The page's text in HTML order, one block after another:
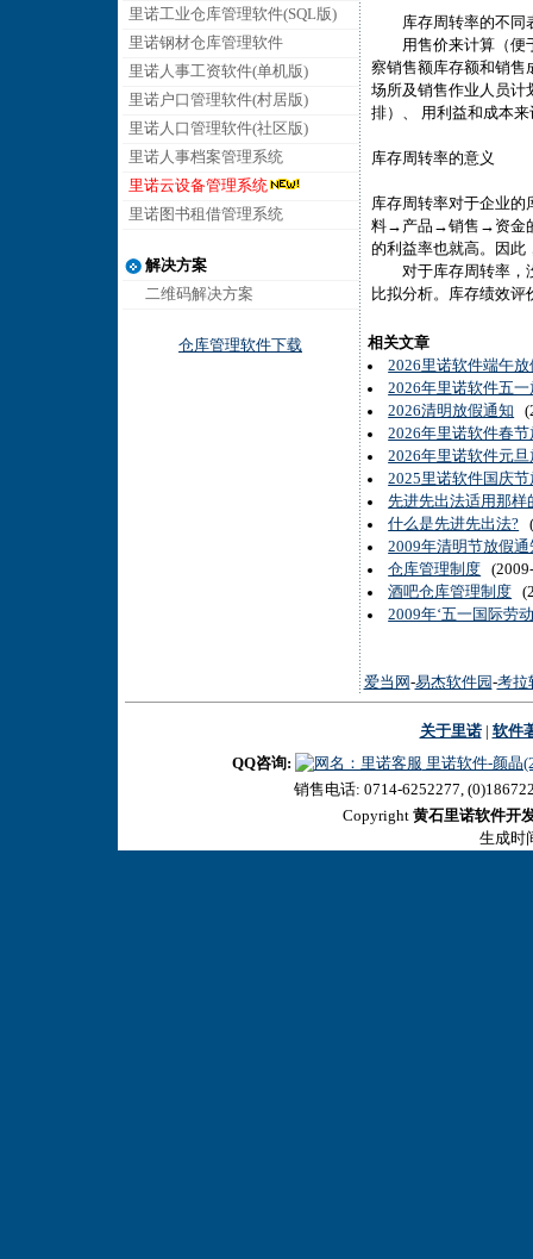
里诺工业仓库管理软件(SQL版)
里诺钢材仓库管理软件
里诺人事工资软件(单机版)
里诺户口管理软件(村居版)
里诺人口管理软件(社区版)
里诺人事档案管理系统
里诺云设备管理系统
里诺图书租借管理系统
解决方案
二维码解决方案
仓库管理软件下载
库存周转率的不同
用售价来计算（便于
察销售额库存额和销售
场所及销售作业人员计
排）、 用利益和成本
库存周转率的意义
库存周转率对于企业
料→产品→销售→资金的
的利益率也就高。因此
对于库存周转率，没
比拟分析。库存绩效
相关文章
2026里诺软件端午
2026年里诺软件五
2026清明放假通知
2026年里诺软件春
2026年里诺软件元
2025里诺软件国庆
先进先出法适用那样
什么是先进先出法?
2009年清明节放假通
仓库管理制度
酒吧仓库管理制度
2009年‘五一国际劳
爱当网 -易杰软件园 -考拉
关于里诺| 软件
QQ咨询:
里诺软件-颜晶
销售电话: 0714-6252277,
Copyright 黄石里诺软件开
生成时